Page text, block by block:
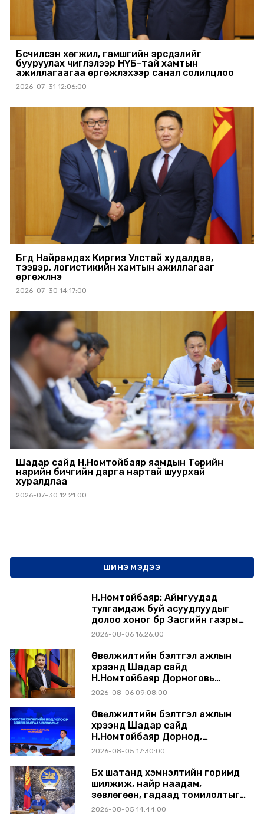
Бүсчилсэн хөгжил, гамшгийн эрсдэлийг
бууруулах чиглэлээр НҮБ-тай хамтын
ажиллагаагаа өргөжүүлэхээр санал солилцлоо
2026-07-31 12:06:00
Бүгд Найрамдах Киргиз Улстай худалдаа,
тээвэр, логистикийн хамтын ажиллагааг
өргөжүүлнэ
2026-07-30 14:17:00
Шадар сайд Н.Номтойбаяр яамдын Төрийн
нарийн бичгийн дарга нартай шуурхай
хуралдлаа
2026-07-30 12:21:00
ШИНЭ МЭДЭЭ
Н.Номтойбаяр: Аймгуудад
тулгамдаж буй асуудлуудыг
долоо хоног бүр Засгийн газрын
хуралдаанд танилцуулж,
2026-08-06 16:26:00
Өвөлжилтийн бэлтгэл ажлын
хүрээнд Шадар сайд
Н.Номтойбаяр Дорноговь
аймагт ажиллав
2026-08-06 09:08:00
Өвөлжилтийн бэлтгэл ажлын
хүрээнд Шадар сайд
Н.Номтойбаяр Дорнод,
Сүхбаатар аймагт ажиллав
2026-08-05 17:30:00
Бүх шатанд хэмнэлтийн горимд
шилжиж, найр наадам,
зөвлөгөөн, гадаад томилолтыг
хориглолоо
2026-08-05 14:44:00